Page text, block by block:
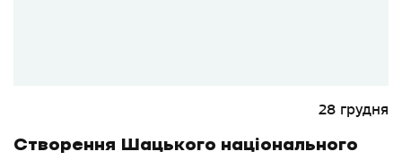
28 грудня
Створення Шацького національного